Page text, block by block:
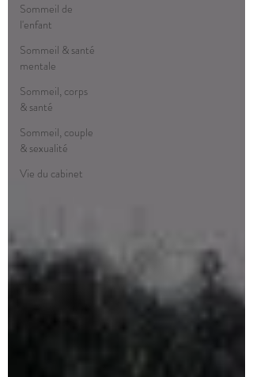
Sommeil de
l'enfant
Sommeil & santé
mentale
Sommeil, corps
& santé
Sommeil, couple
& sexualité
Vie du cabinet